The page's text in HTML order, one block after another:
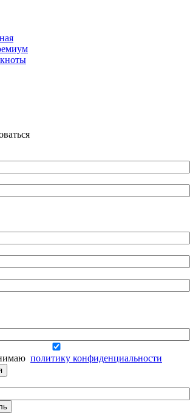
политику конфиденциальности